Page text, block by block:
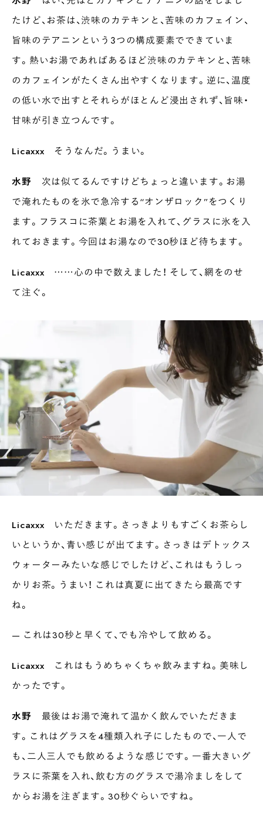
PAUSE & INSPIRE
ファーストプレイスで、お茶を
COLUMN
たけど、お茶は、渋味のカテキンと、苦味のカフェイン、
旨味のテアニンという３つの構成要素でできていま
す。熱いお湯であればあるほど渋味のカテキンと、苦味
のカフェインがたくさん出やすくなります。逆に、温度
の低い水で出すとそれらがほとんど浸出されず、旨味・
甘味が引き立つんです。
Licaxxx そうなんだ。うまい。
水野 次は似てるんですけどちょっと違います。お湯
で淹れたものを氷で急冷する“オンザロック”をつくり
ます。フラスコに茶葉とお湯を入れて、グラスに氷を入
れておきます。今回はお湯なので30秒ほど待ちます。
Licaxxx ……心の中で数えました！ そして、網をのせ
て注ぐ。
Licaxxx いただきます。さっきよりもすごくお茶らし
いというか、青い感じが出てます。さっきはデトックス
ウォーターみたいな感じでしたけど、これはもうしっ
かりお茶。うまい！ これは真夏に出てきたら最高です
ね。
— これは30秒と早くて、でも冷やして飲める。
Licaxxx これはもうめちゃくちゃ飲みますね。美味し
かったです。
水野 最後はお湯で淹れて温かく飲んでいただきま
す。これはグラスを4種類入れ子にしたもので、一人で
も、二人三人でも飲めるような感じです。一番大きいグ
ラスに茶葉を入れ、飲む方のグラスで湯冷ましをして
からお湯を注ぎます。30秒ぐらいですね。